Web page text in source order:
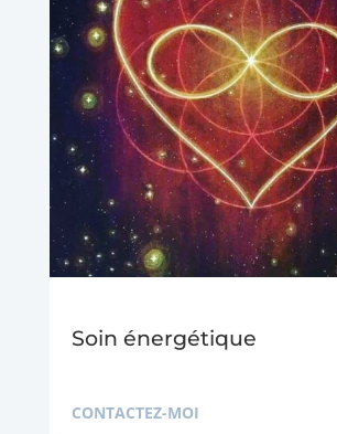
Soin énergétique
CONTACTEZ-MOI